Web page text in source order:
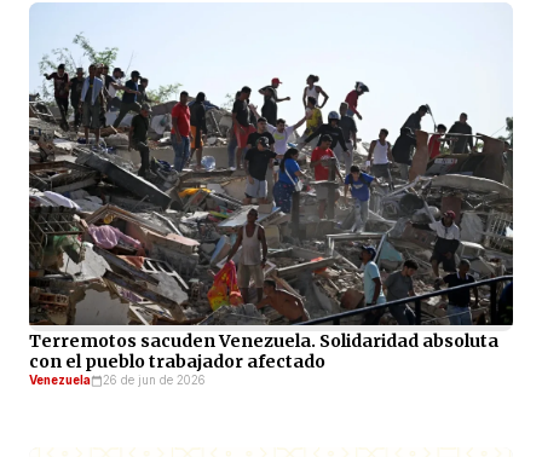
Terremotos sacuden Venezuela. Solidaridad absoluta
con el pueblo trabajador afectado
Venezuela 26 de jun de 2026